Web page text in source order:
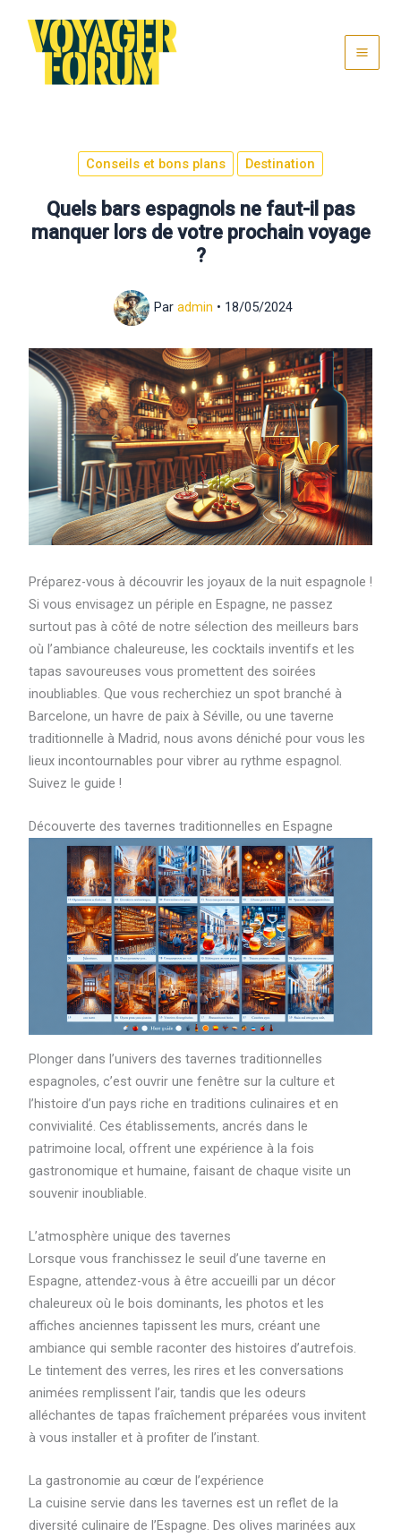
contenu
Conseils et bons plans Destination
Quels bars espagnols ne faut-il pas
manquer lors de votre prochain voyage
?
Par admin • 18/05/2024
Préparez-vous à découvrir les joyaux de la nuit espagnole !
Si vous envisagez un périple en Espagne, ne passez
surtout pas à côté de notre sélection des meilleurs bars
où l’ambiance chaleureuse, les cocktails inventifs et les
tapas savoureuses vous promettent des soirées
inoubliables. Que vous recherchiez un spot branché à
Barcelone, un havre de paix à Séville, ou une taverne
traditionnelle à Madrid, nous avons déniché pour vous les
lieux incontournables pour vibrer au rythme espagnol.
Suivez le guide !
Découverte des tavernes traditionnelles en Espagne
Plonger dans l’univers des tavernes traditionnelles
espagnoles, c’est ouvrir une fenêtre sur la culture et
l’histoire d’un pays riche en traditions culinaires et en
convivialité. Ces établissements, ancrés dans le
patrimoine local, offrent une expérience à la fois
gastronomique et humaine, faisant de chaque visite un
souvenir inoubliable.
L’atmosphère unique des tavernes
Lorsque vous franchissez le seuil d’une taverne en
Espagne, attendez-vous à être accueilli par un décor
chaleureux où le bois dominants, les photos et les
affiches anciennes tapissent les murs, créant une
ambiance qui semble raconter des histoires d’autrefois.
Le tintement des verres, les rires et les conversations
animées remplissent l’air, tandis que les odeurs
alléchantes de tapas fraîchement préparées vous invitent
à vous installer et à profiter de l’instant.
La gastronomie au cœur de l’expérience
La cuisine servie dans les tavernes est un reflet de la
diversité culinaire de l’Espagne. Des olives marinées aux